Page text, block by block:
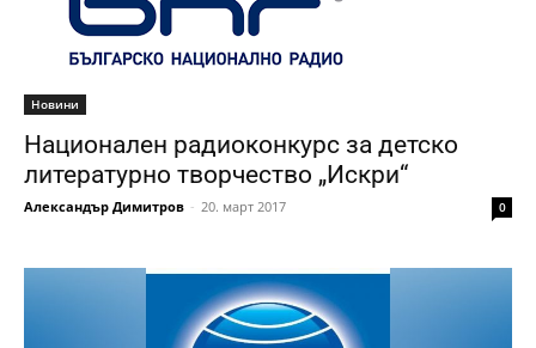
Новини
Национален радиоконкурс за детско
литературно творчество „Искри“
Александър Димитров - 20. март 2017 0